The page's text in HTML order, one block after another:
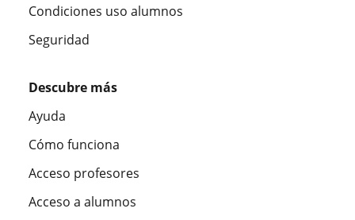
Condiciones uso alumnos
Seguridad
Descubre más
Ayuda
Cómo funciona
Acceso profesores
Acceso a alumnos